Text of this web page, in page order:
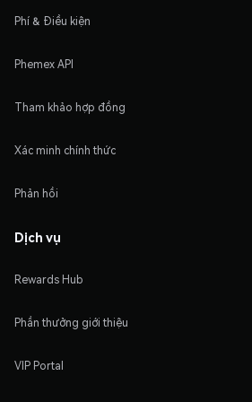
Phí & Điều kiện
Phemex API
Tham khảo hợp đồng
Xác minh chính thức
Phản hồi
Dịch vụ
Rewards Hub
Phần thưởng giới thiệu
VIP Portal